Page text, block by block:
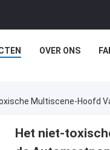
OVER ONS
Multiscene-Hoofd
Het niet-